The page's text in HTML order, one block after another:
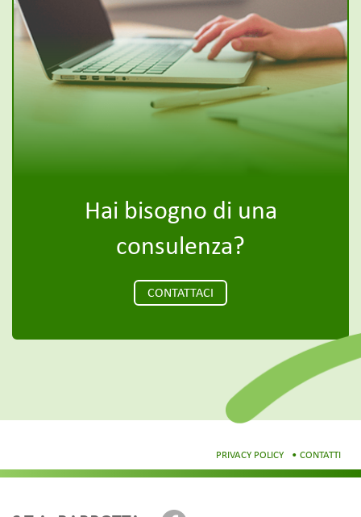
Hai bisogno di una
consulenza?
CONTATTACI
PRIVACY POLICY CONTATTI